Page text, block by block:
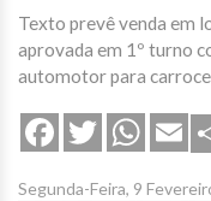
Texto prevê venda em
aprovada em 1º turno
automotor para
FacebookTwitter
Segunda-Feira, 9